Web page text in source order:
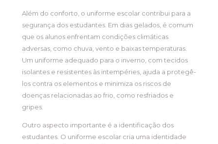
Além do conforto, o uniforme escolar contribui para a
segurança dos estudantes. Em dias gelados, é comum
que os alunos enfrentam condições climáticas
adversas, como chuva, vento e baixas temperaturas.
Um uniforme adequado para o inverno, com tecidos
isolantes e resistentes às intempéries, ajuda a protegê-
los contra os elementos e minimiza os riscos de
doenças relacionadas ao frio, como resfriados e
gripes.
Outro aspecto importante é a identificação dos
estudantes. O uniforme escolar cria uma identidade